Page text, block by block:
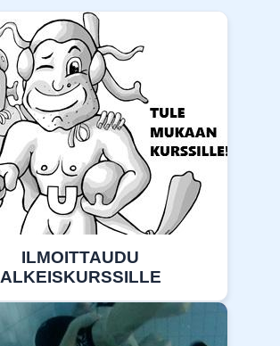
ILMOITTAUDU
ALKEISKURSSILLE